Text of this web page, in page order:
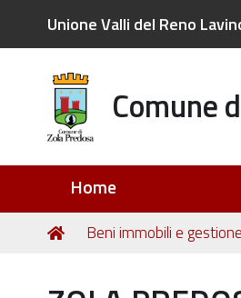
Unione Valli del Reno
Comune
Home
Tu
Home
Beni immobili e